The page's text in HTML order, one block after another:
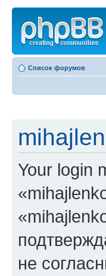
Список форумов
Your login
не